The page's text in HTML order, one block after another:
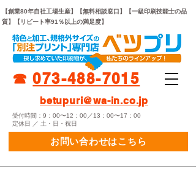
受付時間：9：00〜12：00／13：00〜17：00
定休日 ／ 土・日・祝日
☎︎073-488-7015
【創業80年自社工場生産】【無料相談窓口】【一級印刷技能士の品
質】【リピート率91％以上の満足度】
betupuri@wa-in.co.jp
お問い合わせはこちら